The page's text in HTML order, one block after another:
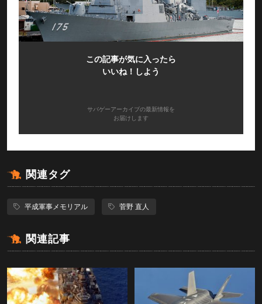
この記事が気に入ったら
いいね！しよう
サバゲーアーカイブの最新情報を
お届けします
関連タグ
平成軍事メモリアル 菅野 直人
関連記事